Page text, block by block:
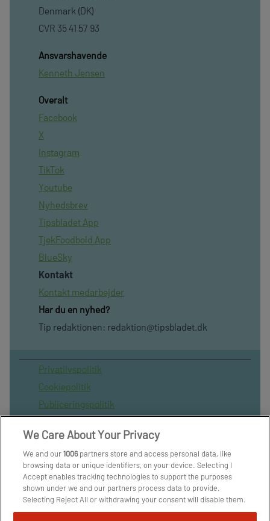
Denmark (DK)
CVR 35 41 57 93
Ansvarshavende
Kenneth Jensen
Overalt
Facebook
X
Instagram
TikTok
Youtube
Nyhedsbrev
Tipsbladet App
TjekFoodbold App
BlueSky
Kontakt
Kontakt medarbejder
Har du en nyhed?
Tip redaktionen: redaktion@tipsbladet.dk
Privatilvspolitik
Cookiepolitik
Publiceringspolitik
Spil ansvarligt
Administrer samtykke
Arkiv
Om os
We Care About Your Privacy
We and our1006partners store and access personal data, like
browsing data or unique identifiers, on your device. Selecting I
Accept enables tracking technologies to support the purposes
shown under we and our partners process data to provide.
Selecting Reject All or withdrawing your consent will disable them.
If trackers are disabled, some content and ads you see may not be